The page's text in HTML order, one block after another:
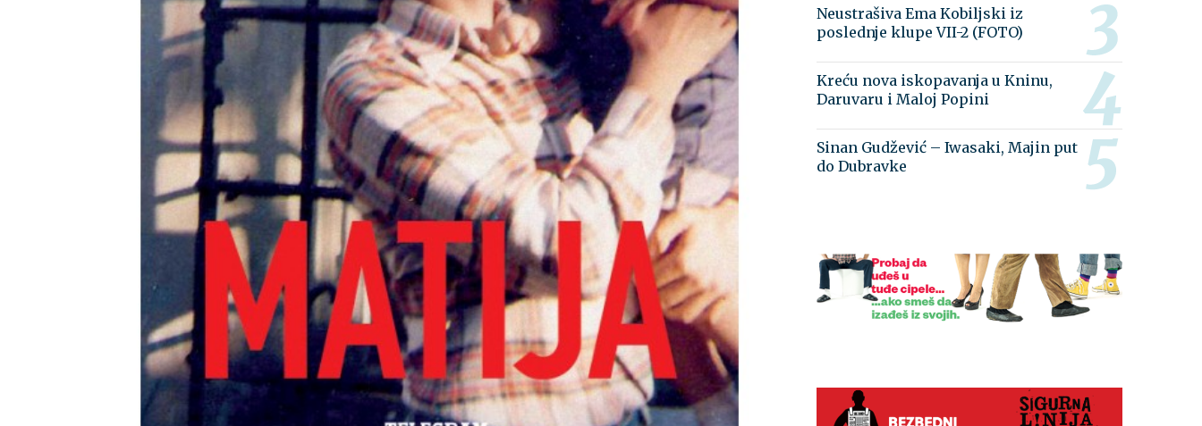
Neustrašiva Ema Kobiljski iz
poslednje klupe VII-2 (FOTO)
Kreću nova iskopavanja u Kninu,
Daruvaru i Maloj Popini
Sinan Gudžević – Iwasaki, Majin put
do Dubravke